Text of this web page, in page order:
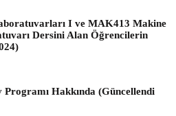
I ve MAK413 Makine
Dersini Alan Öğrencilerin
Programı Hakkında (Güncellendi